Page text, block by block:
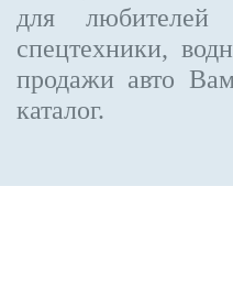
для
спецтехники,
продажи авто
каталог.